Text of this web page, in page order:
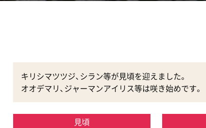
キリシマツツジ、シラン等が見頃を迎えました。
オオデマリ、ジャーマンアイリス等は咲き始めです。
見頃